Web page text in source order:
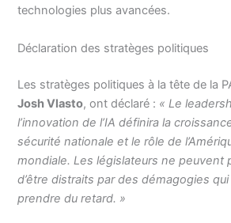
technologies plus avancées.
Déclaration des stratèges politiques
Les stratèges politiques à la tête de la
Josh Vlasto, ont déclaré : « Le
l’innovation de l’IA définira la
sécurité nationale et le rôle de
mondiale. Les législateurs ne peuvent
d’être distraits par des démagogies
prendre du retard. »